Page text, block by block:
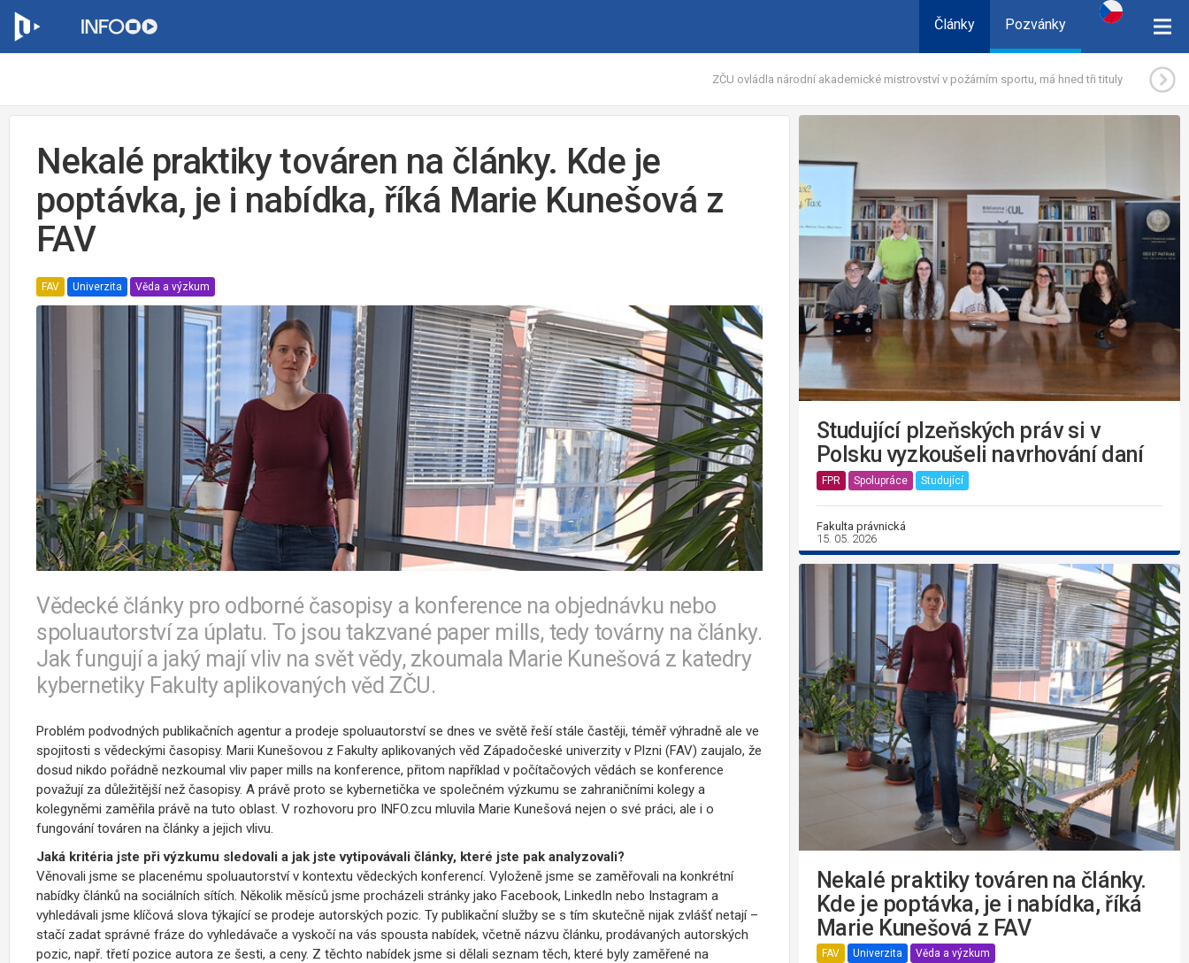
Články Pozvánky
ZČU ovládla národní akademické mistrovství v požárním sportu, má hned tři tituly
Nekalé praktiky továren na články. Kde je
poptávka, je i nabídka, říká Marie Kunešová z
FAV
FAV Univerzita Věda a výzkum
Vědecké články pro odborné časopisy a konference na objednávku nebo
spoluautorství za úplatu. To jsou takzvané paper mills, tedy továrny na články.
Jak fungují a jaký mají vliv na svět vědy, zkoumala Marie Kunešová z katedry
kybernetiky Fakulty aplikovaných věd ZČU.
Problém podvodných publikačních agentur a prodeje spoluautorství se dnes ve světě řeší stále častěji, téměř výhradně ale ve
spojitosti s vědeckými časopisy. Marii Kunešovou z Fakulty aplikovaných věd Západočeské univerzity v Plzni (FAV) zaujalo, že
dosud nikdo pořádně nezkoumal vliv paper mills na konference, přitom například v počítačových vědách se konference
považují za důležitější než časopisy. A právě proto se kybernetička ve společném výzkumu se zahraničními kolegy a
kolegyněmi zaměřila právě na tuto oblast. V rozhovoru pro INFO.zcu mluvila Marie Kunešová nejen o své práci, ale i o
fungování továren na články a jejich vlivu.
Jaká kritéria jste při výzkumu sledovali a jak jste vytipovávali články, které jste pak analyzovali?
Věnovali jsme se placenému spoluautorství v kontextu vědeckých konferencí. Vyloženě jsme se zaměřovali na konkrétní
nabídky článků na sociálních sítích. Několik měsíců jsme procházeli stránky jako Facebook, LinkedIn nebo Instagram a
vyhledávali jsme klíčová slova týkající se prodeje autorských pozic. Ty publikační služby se s tím skutečně nijak zvlášť netají –
stačí zadat správné fráze do vyhledávače a vyskočí na vás spousta nabídek, včetně názvu článku, prodávaných autorských
pozic, např. třetí pozice autora ze šesti, a ceny. Z těchto nabídek jsme si dělali seznam těch, které byly zaměřené na
Studující plzeňských práv si v
Polsku vyzkoušeli navrhování daní
FPR Spolupráce Studující
Fakulta právnická
15. 05. 2026
Nekalé praktiky továren na články.
Kde je poptávka, je i nabídka, říká
Marie Kunešová z FAV
FAV Univerzita Věda a výzkum